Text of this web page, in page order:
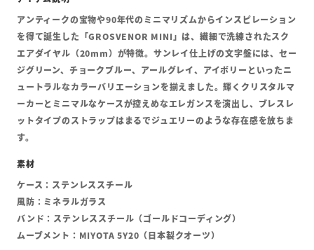
アンティークの宝物や90年代のミニマリズムからインスピレーション
を得て誕生した「GROSVENOR MINI」は、繊細で洗練されたスク
エアダイヤル（20mm）が特徴。サンレイ仕上げの文字盤には、セー
ジグリーン、チョークブルー、アールグレイ、アイボリーといったニ
ュートラルなカラーバリエーションを揃えました。輝くクリスタルマ
ーカーとミニマルなケースが控えめなエレガンスを演出し、ブレスレ
ットタイプのストラップはまるでジュエリーのような存在感を放ちま
す。
ケース：ステンレススチール
風防：ミネラルガラス
バンド：ステンレススチール（ゴールドコーディング）
ムーブメント：MIYOTA 5Y20（日本製クオーツ）